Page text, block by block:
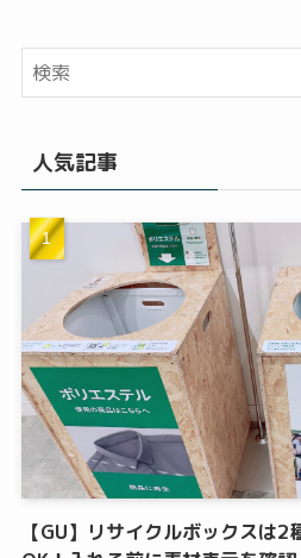
人気記事
【GU】リサイクルボックスは